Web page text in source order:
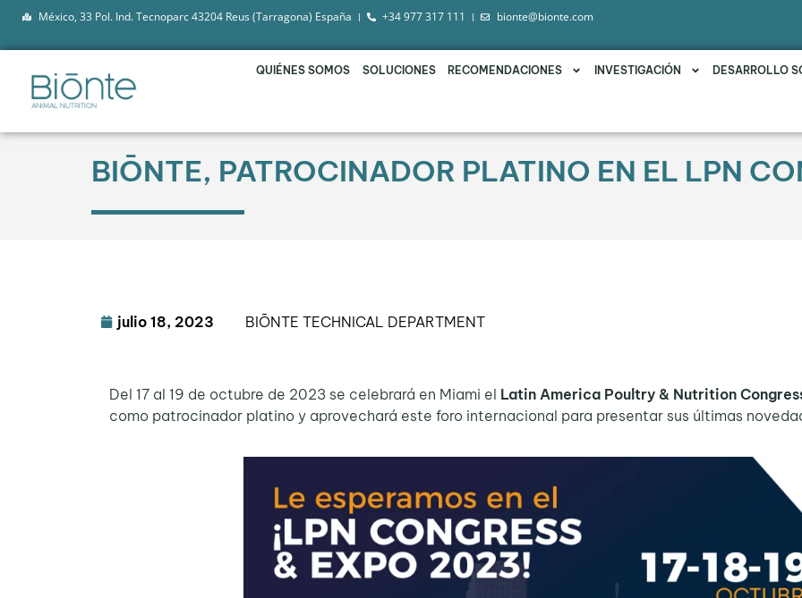
México, 33 Pol. Ind. Tecnoparc 43204 Reus (Tarragona) España +34 977 317 111 bionte@bionte.com
QUIÉNES SOMOS SOLUCIONES RECOMENDACIONES INVESTIGACIÓN DESARROLLO
BIŌNTE, PATROCINADOR PLATINO EN EL LPN
julio 18, 2023 BIŌNTE TECHNICAL DEPARTMENT
Del 17 al 19 de octubre de 2023 se celebrará en Miami el Latin America Poultry & Nutrition
como patrocinador platino y aprovechará este foro internacional para presentar sus últimas